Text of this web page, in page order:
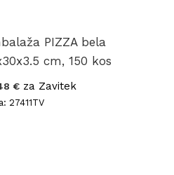
PIZZA bela
cm, 150 kos
€ za Zavitek
27411TV